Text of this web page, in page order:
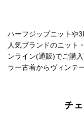
ハーフジップニットや
人気ブランドのニット
ンライン(通販)でご購
ラー古着からヴィンテ
チ